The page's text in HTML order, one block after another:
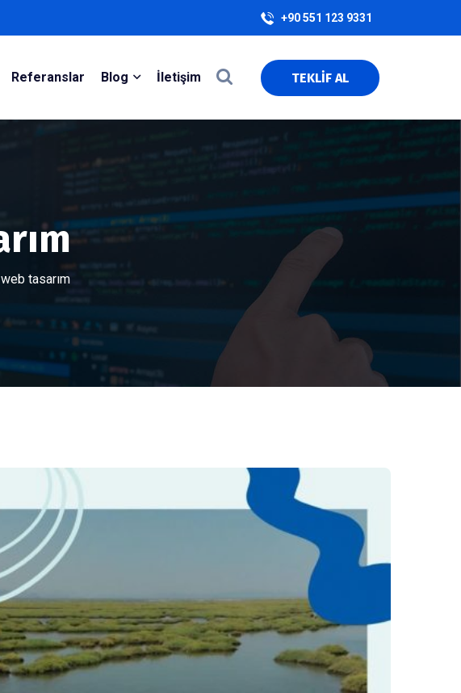
+90 551 123 9331
Referanslar Blog İletişim TEKLİF AL
tasarım